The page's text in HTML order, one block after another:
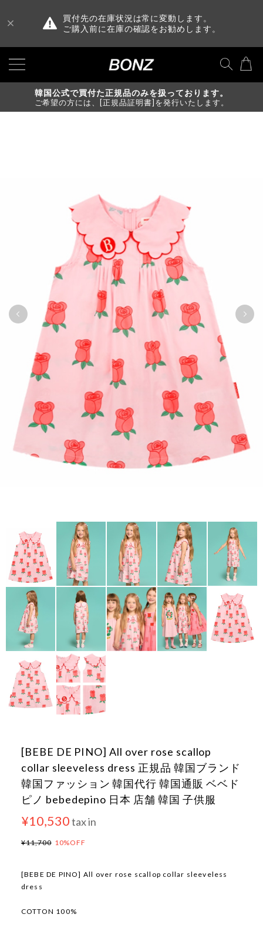
買付先の在庫状況は常に変動します。
ご購入前に在庫の確認をお勧めします。
韓国公式で買付た正規品のみを扱っております。
ご希望の方には、[正規品証明書]を発行いたします。
[BEBE DE PINO] All over rose scallop
collar sleeveless dress 正規品 韓国ブランド
韓国ファッション 韓国代行 韓国通販 ベベド
ピノ bebedepino 日本 店舗 韓国 子供服
¥10,530tax in
¥11,700 10%OFF
[BEBE DE PINO] All over rose scallop collar sleeveless
dress
COTTON 100%